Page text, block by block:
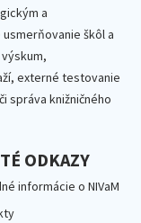
a
škôl a
externé testovanie
správa knižničného
ODKAZY
informácie o NIVaM